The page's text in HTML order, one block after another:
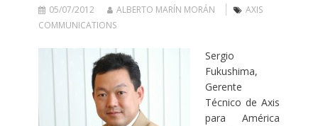
05/07/2012 ALBERTO MARÍN MORÁN
AXIS
COMMUNICATIONS
Sergio
Fukushima,
Gerente
Técnico de Axis
para América